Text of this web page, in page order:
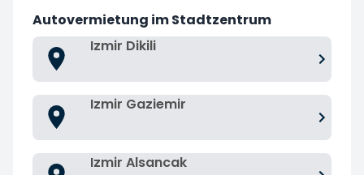
Autovermietung im Stadtzentrum
Izmir Dikili
Izmir Gaziemir
Izmir Alsancak